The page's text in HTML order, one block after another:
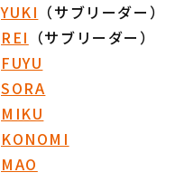
YUKI （サブリーダー）
REI （サブリーダー）
FUYU
SORA
MIKU
KONOMI
MAO